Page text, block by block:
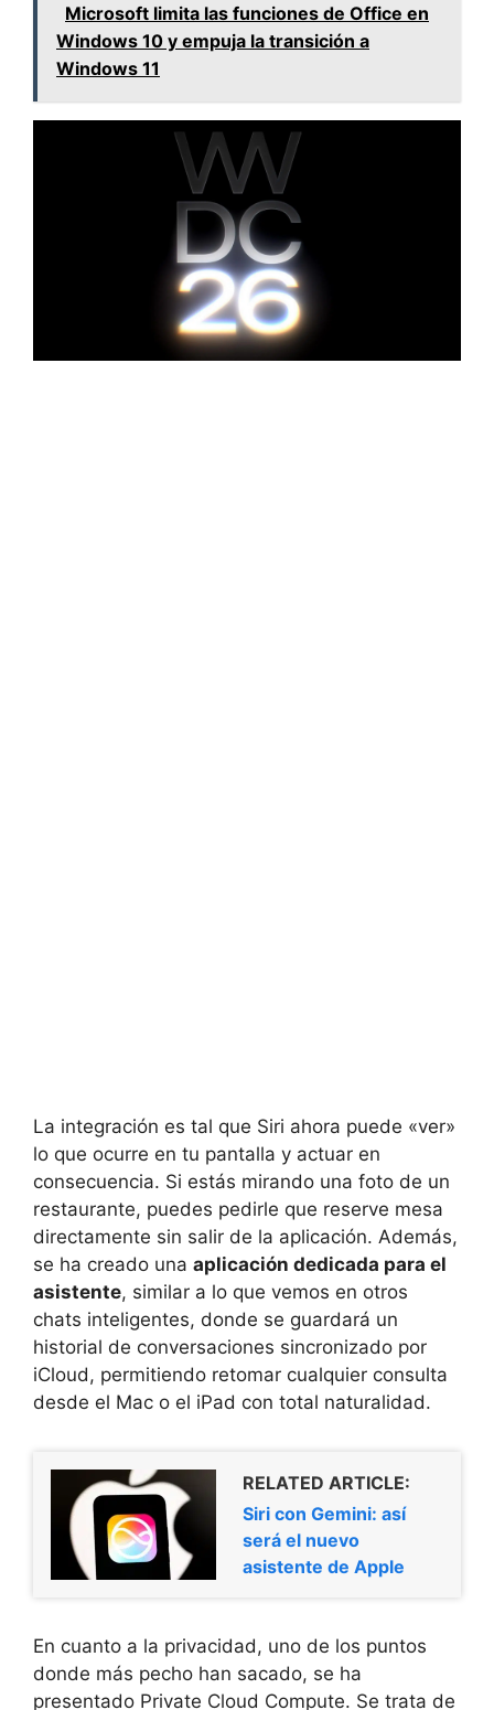
Microsoft limita las funciones de Office en
Windows 10 y empuja la transición a
Windows 11
La integración es tal que Siri ahora puede «ver»
lo que ocurre en tu pantalla y actuar en
consecuencia. Si estás mirando una foto de un
restaurante, puedes pedirle que reserve mesa
directamente sin salir de la aplicación. Además,
se ha creado una aplicación dedicada para el
asistente, similar a lo que vemos en otros
chats inteligentes, donde se guardará un
historial de conversaciones sincronizado por
iCloud, permitiendo retomar cualquier consulta
desde el Mac o el iPad con total naturalidad.
RELATED ARTICLE:
Siri con Gemini: así
será el nuevo
asistente de Apple
En cuanto a la privacidad, uno de los puntos
donde más pecho han sacado, se ha
presentado Private Cloud Compute. Se trata de